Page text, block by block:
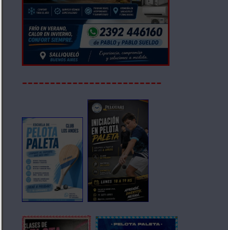
-------------------------